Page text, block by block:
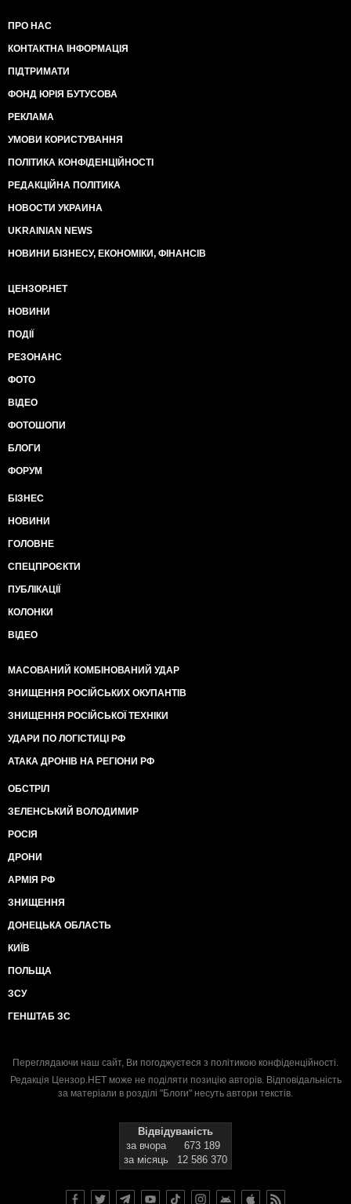
ПРО НАС
КОНТАКТНА ІНФОРМАЦІЯ
ПІДТРИМАТИ
ФОНД ЮРІЯ БУТУСОВА
РЕКЛАМА
УМОВИ КОРИСТУВАННЯ
ПОЛІТИКА КОНФІДЕНЦІЙНОСТІ
РЕДАКЦІЙНА ПОЛІТИКА
НОВОСТИ УКРАИНА
UKRAINIAN NEWS
НОВИНИ БІЗНЕСУ, ЕКОНОМІКИ, ФІНАНСІВ
ЦЕНЗОР.НЕТ
НОВИНИ
ПОДІЇ
РЕЗОНАНС
ФОТО
ВІДЕО
ФОТОШОПИ
БЛОГИ
ФОРУМ
БІЗНЕС
НОВИНИ
ГОЛОВНЕ
СПЕЦПРОЄКТИ
ПУБЛІКАЦІЇ
КОЛОНКИ
ВІДЕО
МАСОВАНИЙ КОМБІНОВАНИЙ УДАР
ЗНИЩЕННЯ РОСІЙСЬКИХ ОКУПАНТІВ
ЗНИЩЕННЯ РОСІЙСЬКОЇ ТЕХНІКИ
УДАРИ ПО ЛОГІСТИЦІ РФ
АТАКА ДРОНІВ НА РЕГІОНИ РФ
ОБСТРІЛ
ЗЕЛЕНСЬКИЙ ВОЛОДИМИР
РОСІЯ
ДРОНИ
АРМІЯ РФ
ЗНИЩЕННЯ
ДОНЕЦЬКА ОБЛАСТЬ
КИЇВ
ПОЛЬЩА
ЗСУ
ГЕНШТАБ ЗС
Переглядаючи наш сайт, Ви погоджуєтеся з політикою конфіденційності.
Редакція Цензор.НЕТ може не поділяти позицію авторів. Відповідальність
за матеріали в розділі "Блоги" несуть автори текстів.
Відвідуваність
за вчора
673 189
за місяць
12 586 370